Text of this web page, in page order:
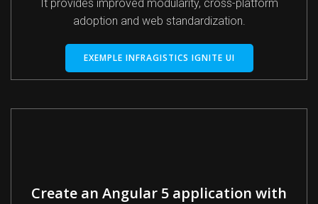
It provides improved modularity, cross-platform
adoption and web standardization.
EXEMPLE INFRAGISTICS IGNITE UI
Create an Angular 5 application with